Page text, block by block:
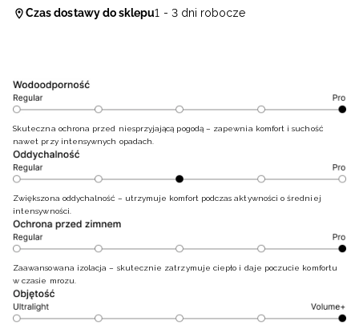
Czas dostawy do sklepu1 - 3 dni robocze
Skuteczna ochrona przed niesprzyjającą pogodą – zapewnia komfort i suchość
nawet przy intensywnych opadach.
Zwiększona oddychalność – utrzymuje komfort podczas aktywności o średniej
intensywności.
Zaawansowana izolacja – skutecznie zatrzymuje ciepło i daje poczucie komfortu
w czasie mrozu.